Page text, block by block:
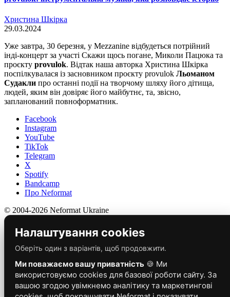
Христина Шкірка
29.03.2024
Уже завтра, 30 березня, у Mezzanine відбудеться потрійний
інді-концерт за участі Скажи щось погане, Миколи Пацюка та
проєкту provulok. Відтак наша авторка Христина Шкірка
поспілкувалася із засновником проєкту provulok Льоманом
Судакли про останні події на творчому шляху його дітища,
людей, яким він довіряє його майбутнє, та, звісно,
запланований повноформатник.
Facebook
Instagram
YouTube
TikTok
Telegram
X
Spotify
Bandcamp
Про Neformat
© 2004-2026 Neformat Ukraine
Налаштування cookies
Оберіть один з варіантів, щоб продовжити.
Ми поважаємо вашу приватність 🍪 Ми
використовуємо cookies для базової роботи сайту. За
вашою згодою увімкнемо аналітику та маркетингові